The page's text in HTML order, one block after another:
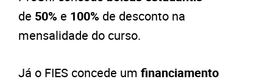
de 50% e 100% de desconto na
mensalidade do curso.
Já o FIES concede um financiamento